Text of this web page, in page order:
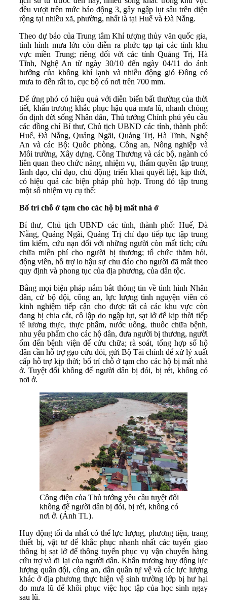
đều vượt trên mức báo động 3, gây ngập lụt sâu trên diện
rộng tại nhiều xã, phường, nhất là tại Huế và Đà Nẵng.
Theo dự báo của Trung tâm Khí tượng thủy văn quốc gia,
tình hình mưa lớn còn diễn ra phức tạp tại các tỉnh khu
vực miền Trung; riêng đối với các tỉnh Quảng Trị, Hà
Tĩnh, Nghệ An từ ngày 30/10 đến ngày 04/11 do ảnh
hưởng của không khí lạnh và nhiễu động gió Đông có
mưa to đến rất to, cục bộ có nơi trên 700 mm.
Để ứng phó có hiệu quả với diễn biến bất thường của thời
tiết, khẩn trương khắc phục hậu quả mưa lũ, nhanh chóng
ổn định đời sống Nhân dân, Thủ tướng Chính phủ yêu cầu
các đồng chí Bí thư, Chủ tịch UBND các tỉnh, thành phố:
Huế, Đà Nẵng, Quảng Ngãi, Quảng Trị, Hà Tĩnh, Nghệ
An và các Bộ: Quốc phòng, Công an, Nông nghiệp và
Môi trường, Xây dựng, Công Thương và các bộ, ngành có
liên quan theo chức năng, nhiệm vụ, thẩm quyền tập trung
lãnh đạo, chỉ đạo, chủ động triển khai quyết liệt, kịp thời,
có hiệu quả các biện pháp phù hợp. Trong đó tập trung
một số nhiệm vụ cụ thể:
Bố trí chỗ ở tạm cho các hộ bị mất nhà ở
Bí thư, Chủ tịch UBND các tỉnh, thành phố: Huế, Đà
Nẵng, Quảng Ngãi, Quảng Trị chỉ đạo tiếp tục tập trung
tìm kiếm, cứu nạn đối với những người còn mất tích; cứu
chữa miễn phí cho người bị thương; tổ chức thăm hỏi,
động viên, hỗ trợ lo hậu sự chu đáo cho người đã mất theo
quy định và phong tục của địa phương, của dân tộc.
Bằng mọi biện pháp nắm bắt thông tin về tình hình Nhân
dân, cử bộ đội, công an, lực lượng tình nguyện viên có
kinh nghiệm tiếp cận cho được tất cả các khu vực còn
đang bị chia cắt, cô lập do ngập lụt, sạt lở để kịp thời tiếp
tế lương thực, thực phẩm, nước uống, thuốc chữa bệnh,
nhu yếu phẩm cho các hộ dân, đưa người bị thương, người
ốm đến bệnh viện để cứu chữa; rà soát, tổng hợp số hộ
dân cần hỗ trợ gạo cứu đói, gửi Bộ Tài chính để xử lý xuất
cấp hỗ trợ kịp thời; bố trí chỗ ở tạm cho các hộ bị mất nhà
ở. Tuyệt đối không để người dân bị đói, bị rét, không có
nơi ở.
Công điện của Thủ tướng yêu cầu tuyệt đối
không để người dân bị đói, bị rét, không có
nơi ở. (Ảnh TL).
Huy động tối đa nhất có thể lực lượng, phương tiện, trang
thiết bị, vật tư để khắc phục nhanh nhất các tuyến giao
thông bị sạt lở để thông tuyến phục vụ vận chuyển hàng
cứu trợ và đi lại của người dân. Khẩn trương huy động lực
lượng quân đội, công an, dân quân tự vệ và các lực lượng
khác ở địa phương thực hiện vệ sinh trường lớp bị hư hại
do mưa lũ để khôi phục việc học tập của học sinh ngay
sau lũ.